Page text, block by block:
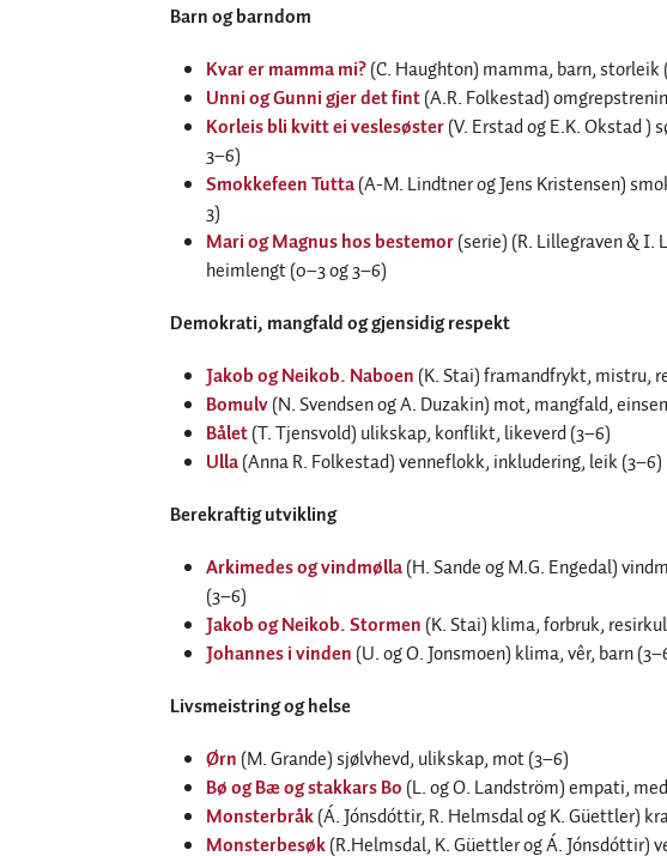
Barn og barndom
Kvar er mamma mi?(C. Haughton) mamma, barn, storleik
Unni og Gunni gjer det fint(A.R. Folkestad)
Korleis bli kvitt ei veslesøster(V. Erstad og E.K. Okstad )
3–6)
Smokkefeen Tutta(A-M. Lindtner og Jens Kristensen)
3)
Mari og Magnus hos bestemor(serie) (R. Lillegraven & I.
heimlengt (0–3 og 3–6)
Demokrati, mangfald og gjensidig respekt
Jakob og Neikob. Naboen (K. Stai) framandfrykt, mistru,
Bomulv(N. Svendsen og A. Duzakin) mot, mangfald,
Bålet(T. Tjensvold) ulikskap, konflikt, likeverd (3–6)
Ulla(Anna R. Folkestad) venneflokk, inkludering, leik (3–6)
Berekraftig utvikling
Arkimedes og vindmølla(H. Sande og M.G. Engedal)
(3–6)
Jakob og Neikob. Stormen (K. Stai) klima, forbruk,
Johannes i vinden (U. og O. Jonsmoen) klima, vêr, barn
Livsmeistring og helse
Ørn (M. Grande) sjølvhevd, ulikskap, mot (3–6)
Bø og Bæ og stakkars Bo (L. og O. Landström) empati,
Monsterbråk(Á. Jónsdóttir, R. Helmsdal og K. Güettler)
Monsterbesøk(R.Helmsdal, K. Güettler og Á. Jónsdóttir)